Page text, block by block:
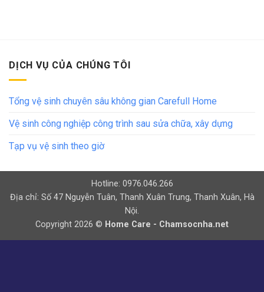
DỊCH VỤ CỦA CHÚNG TÔI
Tổng vệ sinh chuyên sâu không gian Carefull Home
Vệ sinh công nghiệp công trình sau sửa chữa, xây dựng
Tạp vụ vệ sinh theo giờ
Hotline: 0976.046.266
Địa chỉ: Số 47 Nguyễn Tuân, Thanh Xuân Trung, Thanh Xuân, Hà
Nội.
Copyright 2026 © Home Care - Chamsocnha.net